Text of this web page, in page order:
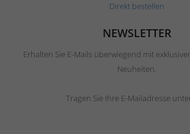
Direkt bestellen
NEWSLETTER
Erhalten Sie E-Mails überwiegend mit
Neuheiten.
Tragen Sie Ihre E-Mailadresse